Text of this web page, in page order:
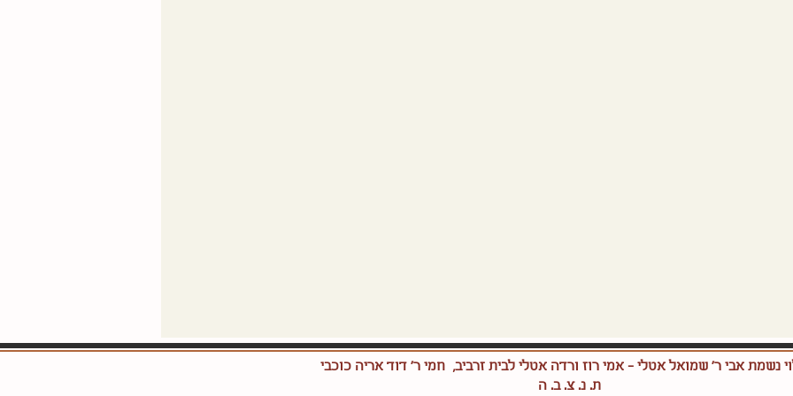
נשמת אבי ר' שמואל אטלי - אמי רוז ורדה אטלי לבית זרביב, חמי ר' דוד אריה כוכבי
ת. נ. צ. ב. ה